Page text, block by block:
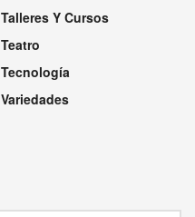
Talleres Y Cursos
Teatro
Tecnología
Variedades